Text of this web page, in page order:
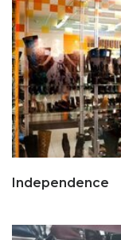
Independence